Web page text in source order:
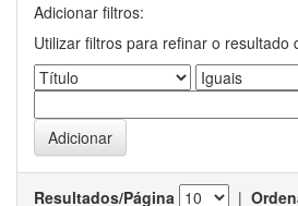
Adicionar filtros:
Utilizar filtros para refinar o resultado
Resultados/Página |